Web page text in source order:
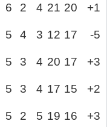
6 2 4 21 20 +1
5 4 3 12 17 -5
5 3 4 20 17 +3
5 3 4 17 15 +2
5 2 5 19 16 +3